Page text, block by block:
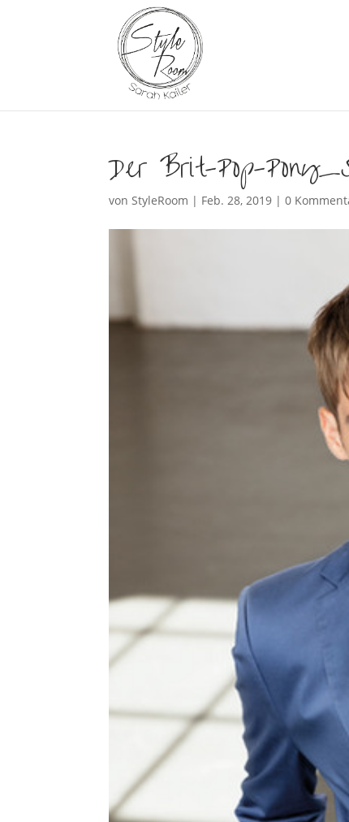
Der Brit-Pop-
vonStyleRoom | Feb. 28, 2019 |0